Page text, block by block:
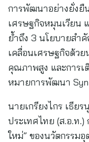
การพัฒนาอย่างยั่งยื
เศรษฐกิจหมุนเวียน
ย้ำถึง 3 นโยบายสำ
เคลื่อนเศรษฐกิจด้ว
คุณภาพสูง และการเ
หมายการพัฒนา
นายเกรียงไกร เธีย
ประเทศไทย (ส.อ.ท.)
ใหม่” ของนวัตกรรม